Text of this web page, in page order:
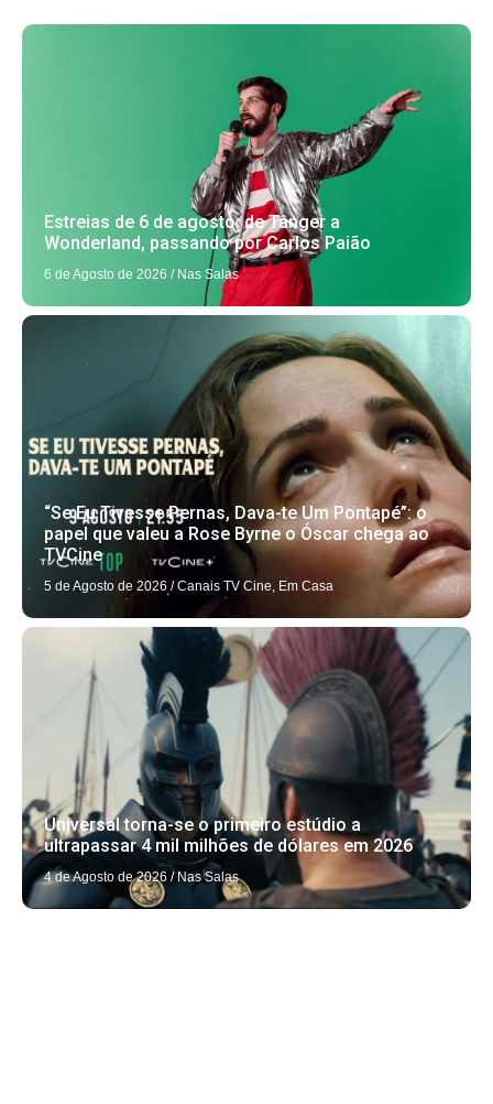
Estreias de 6 de agosto: de Tânger a
Wonderland, passando por Carlos Paião
6 de Agosto de 2026 / Nas Salas
“Se Eu Tivesse Pernas, Dava-te Um Pontapé”: o
papel que valeu a Rose Byrne o Óscar chega ao
TVCine
5 de Agosto de 2026 / Canais TV Cine, Em Casa
Universal torna-se o primeiro estúdio a
ultrapassar 4 mil milhões de dólares em 2026
4 de Agosto de 2026 / Nas Salas